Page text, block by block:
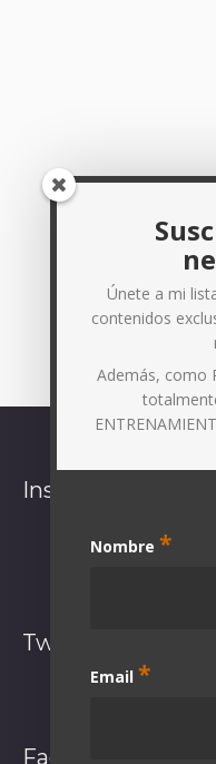
Instagram
Twitter
Facebook
Únete a mi
contenidos
Además, como
Nombre *
Email *